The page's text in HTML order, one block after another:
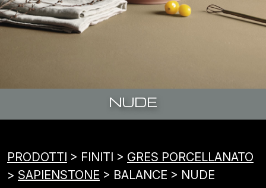
NUDE
PRODOTTI > FINITI > GRES PORCELLANATO
> SAPIENSTONE > BALANCE > NUDE